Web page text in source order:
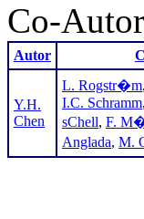
Co-
Autor
Y.H.
Chen
L. Rogstr�m,
I.C. Schramm,
sChell, F.
Anglada, M.